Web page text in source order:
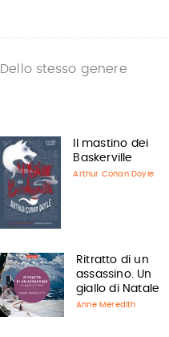
Dello stesso genere
Il mastino dei
Baskerville
Arthur Conan Doyle
Ritratto di un
assassino. Un
giallo di Natale
Anne Meredith